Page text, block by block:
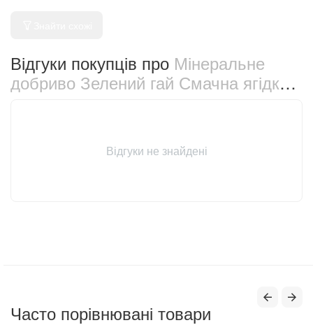
Відгуки покупців про Мінеральне
добриво Зелений гай Смачна ягідка
Відгуки не знайдені
Часто порівнювані товари